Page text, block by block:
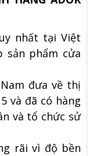
nhất tại Việt
sản phẩm cửa
đưa về thị
và đã có hàng
và tổ chức sử
rãi vì độ bền